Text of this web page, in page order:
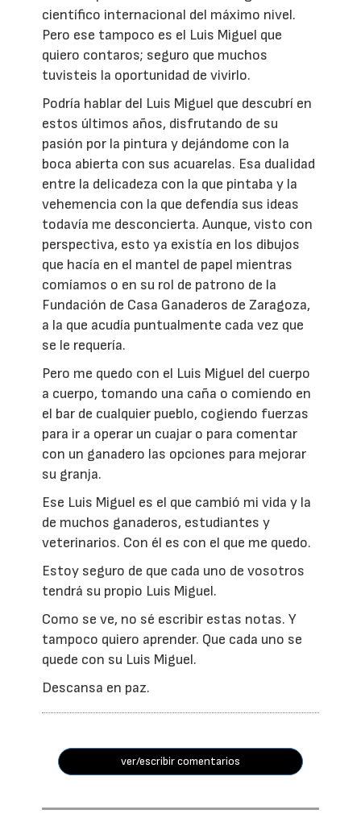
científico internacional del máximo nivel.
Pero ese tampoco es el Luis Miguel que
quiero contaros; seguro que muchos
tuvisteis la oportunidad de vivirlo.
Podría hablar del Luis Miguel que descubrí en
estos últimos años, disfrutando de su
pasión por la pintura y dejándome con la
boca abierta con sus acuarelas. Esa dualidad
entre la delicadeza con la que pintaba y la
vehemencia con la que defendía sus ideas
todavía me desconcierta. Aunque, visto con
perspectiva, esto ya existía en los dibujos
que hacía en el mantel de papel mientras
comíamos o en su rol de patrono de la
Fundación de Casa Ganaderos de Zaragoza,
a la que acudía puntualmente cada vez que
se le requería.
Pero me quedo con el Luis Miguel del cuerpo
a cuerpo, tomando una caña o comiendo en
el bar de cualquier pueblo, cogiendo fuerzas
para ir a operar un cuajar o para comentar
con un ganadero las opciones para mejorar
su granja.
Ese Luis Miguel es el que cambió mi vida y la
de muchos ganaderos, estudiantes y
veterinarios. Con él es con el que me quedo.
Estoy seguro de que cada uno de vosotros
tendrá su propio Luis Miguel.
Como se ve, no sé escribir estas notas. Y
tampoco quiero aprender. Que cada uno se
quede con su Luis Miguel.
Descansa en paz.
ver/escribir comentarios